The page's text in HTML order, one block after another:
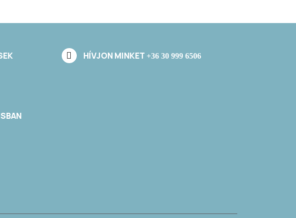
HÍVJON MINKET +36 30 999 6506